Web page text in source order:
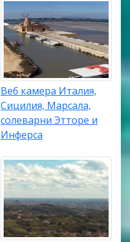
Веб камера Италия,
Сицилия, Марсала,
солеварни Этторе и
Инферса